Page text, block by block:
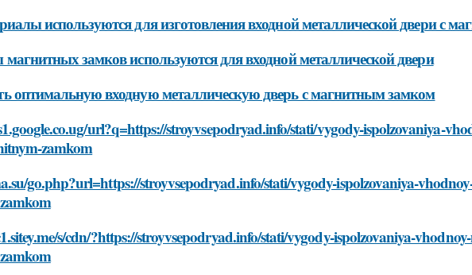
используются для изготовления входной металлической двери с
замков используются для входной металлической двери
оптимальную входную металлическую дверь с магнитным замком
url?q=https://stroyvsepodryad.info/stati/vygody-ispolzovaniya-
zamkom
go.php?url=https://stroyvsepodryad.info/stati/vygody-ispolzovaniya-
s/cdn/?https://stroyvsepodryad.info/stati/vygody-ispolzovaniya-